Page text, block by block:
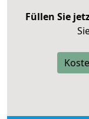
Füllen Sie